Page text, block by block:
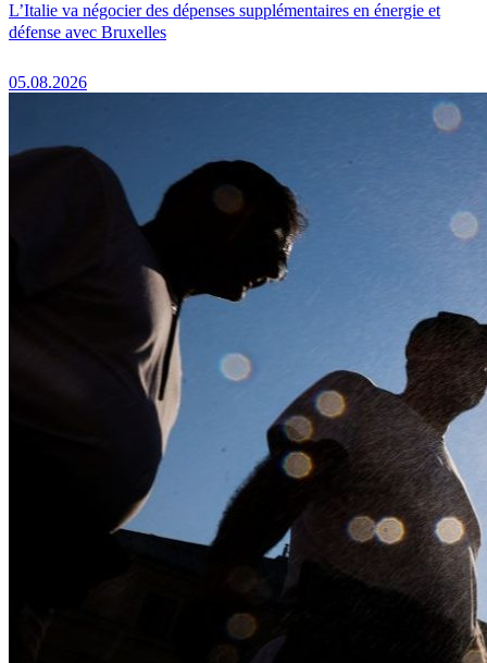
L’Italie va négocier des dépenses supplémentaires en énergie et
défense avec Bruxelles
05.08.2026